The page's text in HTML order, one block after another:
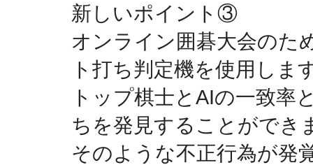
新しいポイント③
オンライン囲碁大会のた
ト打ち判定機を使用しま
トップ棋士とAIの一致率
ちを発見することができ
そのような不正行為が発